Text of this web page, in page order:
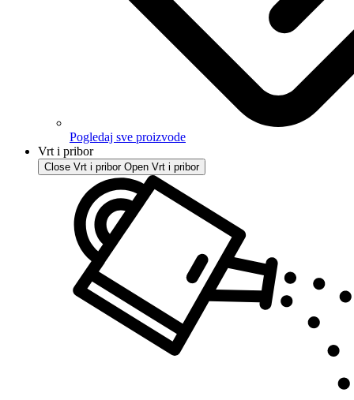
Pogledaj sve proizvode
Vrt i pribor
Close Vrt i pribor Open Vrt i pribor